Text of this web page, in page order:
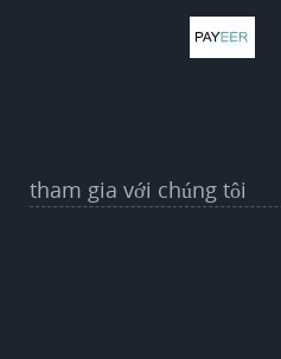
tham gia với chúng tôi